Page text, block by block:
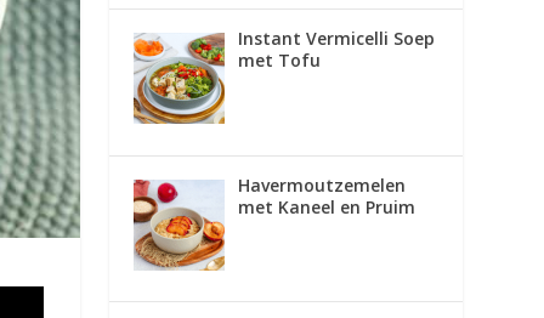
Instant Vermicelli Soep
met Tofu
Havermoutzemelen
met Kaneel en Pruim